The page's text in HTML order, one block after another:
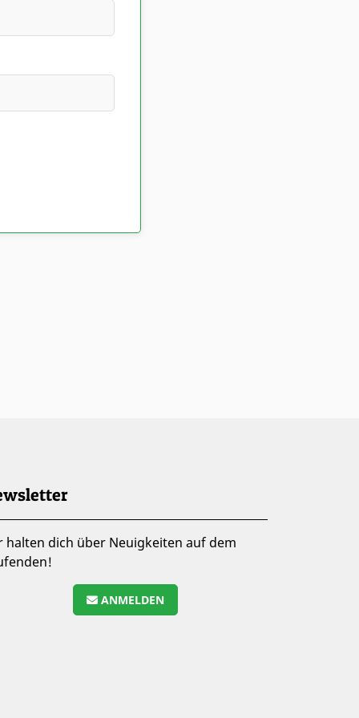
halten dich über Neuigkeiten auf dem
ANMELDEN